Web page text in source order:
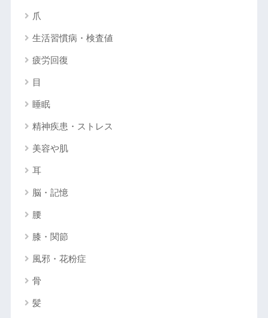
爪
生活習慣病・検査値
疲労回復
目
睡眠
精神疾患・ストレス
美容や肌
耳
脳・記憶
腰
膝・関節
風邪・花粉症
骨
髪